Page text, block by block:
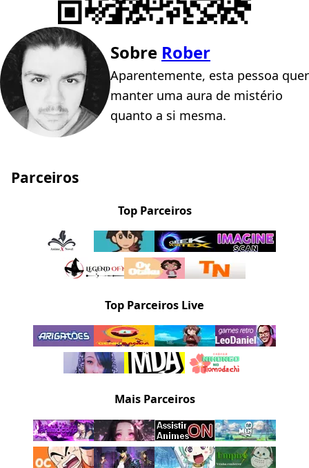
Sobre Rober
Aparentemente, esta pessoa quer
manter uma aura de mistério
quanto a si mesma.
Parceiros
Top Parceiros
Top Parceiros Live
Mais Parceiros